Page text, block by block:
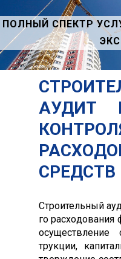
ПОЛНЫЙ СПЕКТР
АУДИТ
СРЕДСТВ
Стро­итель­ный
го рас­хо­дова­ния
осу­щест­вле­ние
трук­ции,